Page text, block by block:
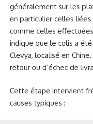
généralement sur les
en particulier celles
comme celles
indique que le colis a
Clevya, localisé en
retour ou d’échec de
Cette étape intervient
causes typiques :